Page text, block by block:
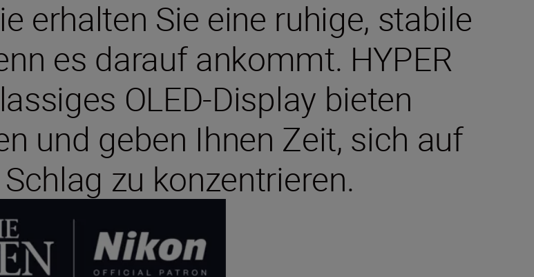
erhalten Sie eine ruhige, stabile
es darauf ankommt. HYPER
OLED-Display bieten
und geben Ihnen Zeit, sich auf
zu konzentrieren.